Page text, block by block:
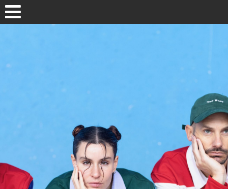
AURREO EDIZIOAK / EDICIONES ANTERIORES
· EDICIÓN 2025 EDIZIOA
· EDICIÓN 2024 EDIZIOA